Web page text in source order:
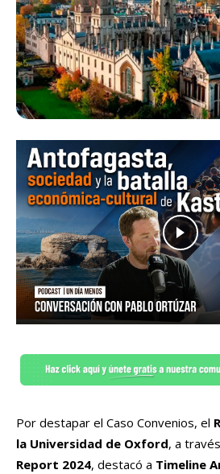
Por destapar el Caso Convenios, el
la Universidad de Oxford, a
Report 2024, destacó a Timeline